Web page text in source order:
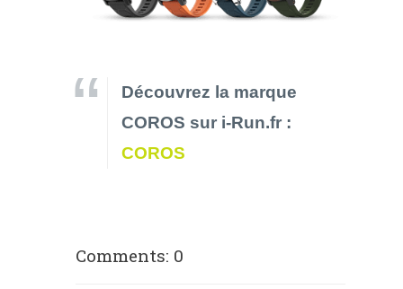
Découvrez la marque
COROS sur i-Run.fr :
COROS
Comments: 0